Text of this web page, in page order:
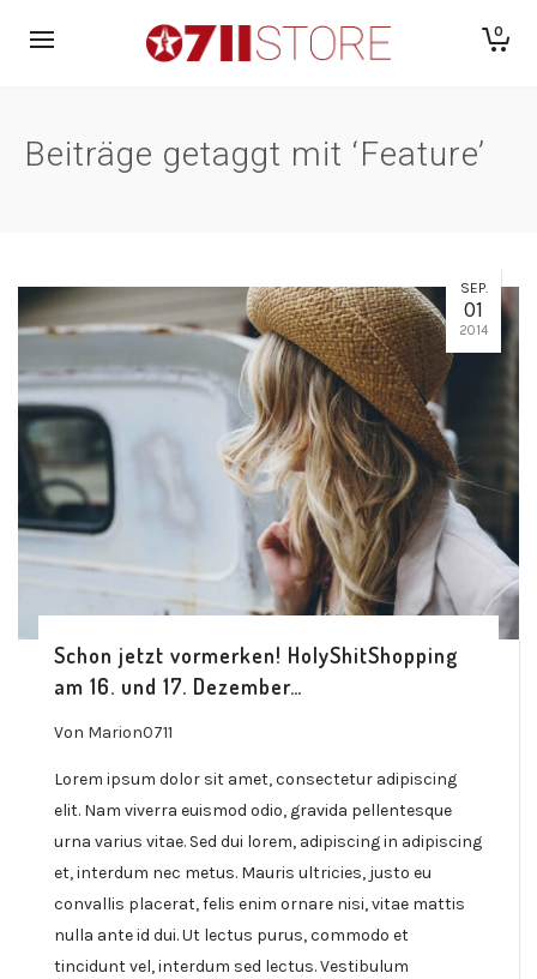
0
Beiträge getaggt mit ‘Feature’
SEP.
01
2014
Schon jetzt vormerken! HolyShitShopping
am 16. und 17. Dezember…
Von Marion0711
Lorem ipsum dolor sit amet, consectetur adipiscing
elit. Nam viverra euismod odio, gravida pellentesque
urna varius vitae. Sed dui lorem, adipiscing in adipiscing
et, interdum nec metus. Mauris ultricies, justo eu
convallis placerat, felis enim ornare nisi, vitae mattis
nulla ante id dui. Ut lectus purus, commodo et
tincidunt vel, interdum sed lectus. Vestibulum